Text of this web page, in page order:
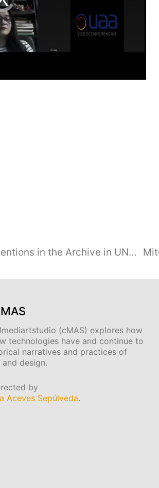
Other Futures for Our Pasts in Feminist Art Interventions in the Archive in UNSETTLE UNSETTLE Feminist Approaches to the Architectural Archives
(cMAS) explores how
technologies have and continue to
narratives and practices of
design.
by
Aceves Sepúlveda.